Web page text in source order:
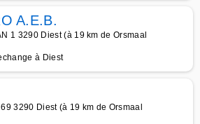
A.E.B.
1 3290 Diest (à 19 km de Orsmaal
à Diest
3290 Diest (à 19 km de Orsmaal